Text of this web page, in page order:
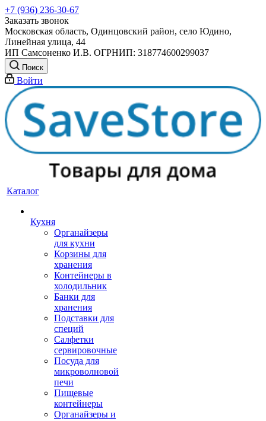
+7 (936) 236-30-67
Заказать звонок
Московская область, Одинцовский район, село Юдино,
Линейная улица, 44
ИП Самсоненко И.В. ОГРНИП: 318774600299037
Поиск
Войти
Каталог
Кухня
Органайзеры
для кухни
Корзины для
хранения
Контейнеры в
холодильник
Банки для
хранения
Подставки для
специй
Салфетки
сервировочные
Посуда для
микроволновой
печи
Пищевые
контейнеры
Органайзеры и